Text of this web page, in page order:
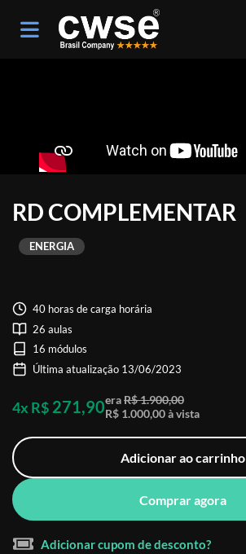
RD COMPLEMENTAR
ENERGIA
40 horas de carga horária
26 aulas
16 módulos
Última atualização 13/06/2023
4x R$ 271,90eraR$ 1.900,00
R$ 1.000,00 à vista
Adicionar ao carrinho
Comprar agora
Adicionar cupom de desconto?